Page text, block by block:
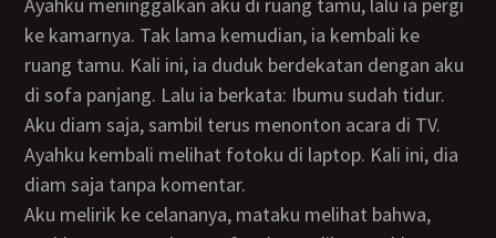
ke kamarnya. Tak lama kemudian, ia kembali ke
ruang tamu. Kali ini, ia duduk berdekatan dengan aku
di sofa panjang. Lalu ia berkata: Ibumu sudah tidur.
Aku diam saja, sambil terus menonton acara di TV.
Ayahku kembali melihat fotoku di laptop. Kali ini, dia
diam saja tanpa komentar.
Aku melirik ke celananya, mataku melihat bahwa,